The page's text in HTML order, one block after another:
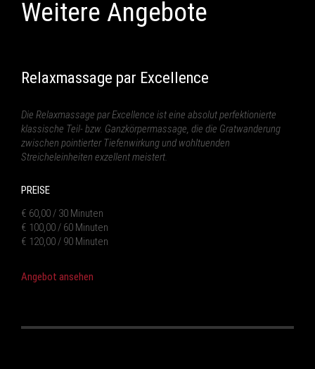
Weitere Angebote
Relaxmassage par Excellence
Die Relaxmassage par Excellence ist eine absolut perfektionierte
klassische Teil- bzw. Ganzkörpermassage, die die Gratwanderung
zwischen pointierter Tiefenwirkung und wohltuenden
Streicheleinheiten exzellent meistert.
PREISE
€ 60,00 / 30 Minuten
€ 100,00 / 60 Minuten
€ 120,00 / 90 Minuten
Angebot ansehen